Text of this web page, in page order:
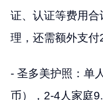
证、认证等费用
理，还需额外支付
- 圣多美护照：单
币），2-4人家庭